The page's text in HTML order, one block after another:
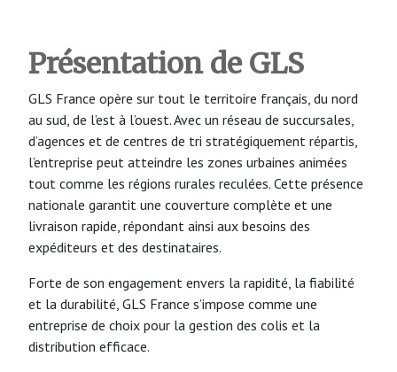
Présentation de GLS
GLS France opère sur tout le territoire français, du nord
au sud, de l’est à l’ouest. Avec un réseau de succursales,
d’agences et de centres de tri stratégiquement répartis,
l’entreprise peut atteindre les zones urbaines animées
tout comme les régions rurales reculées. Cette présence
nationale garantit une couverture complète et une
livraison rapide, répondant ainsi aux besoins des
expéditeurs et des destinataires.
Forte de son engagement envers la rapidité, la fiabilité
et la durabilité, GLS France s’impose comme une
entreprise de choix pour la gestion des colis et la
distribution efficace.